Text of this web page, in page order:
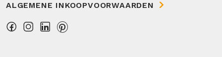
ALGEMENE INKOOPVOORWAARDEN